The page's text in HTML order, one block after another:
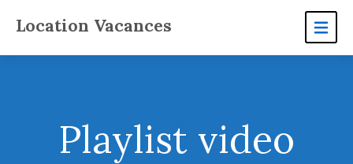
Location Vacances
Playlist video